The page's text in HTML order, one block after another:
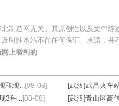
制造网无关。其原创性以及文中
时性本站不作任何保证、承诺，
上看到的
取现...[08-08] [武汉]武昌火车
3种...[08-08] [武汉]青山区高